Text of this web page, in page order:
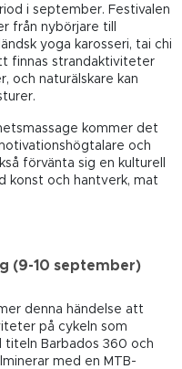
i september. Festivalen
från nybörjare till
yoga karosseri, tai chi
finnas strandaktiviteter
och naturälskare kan
kommer det
och
förvänta sig en kulturell
konst och hantverk, mat
(9-10 september)
denna händelse att
på cykeln som
titeln Barbados 360 och
med en MTB-